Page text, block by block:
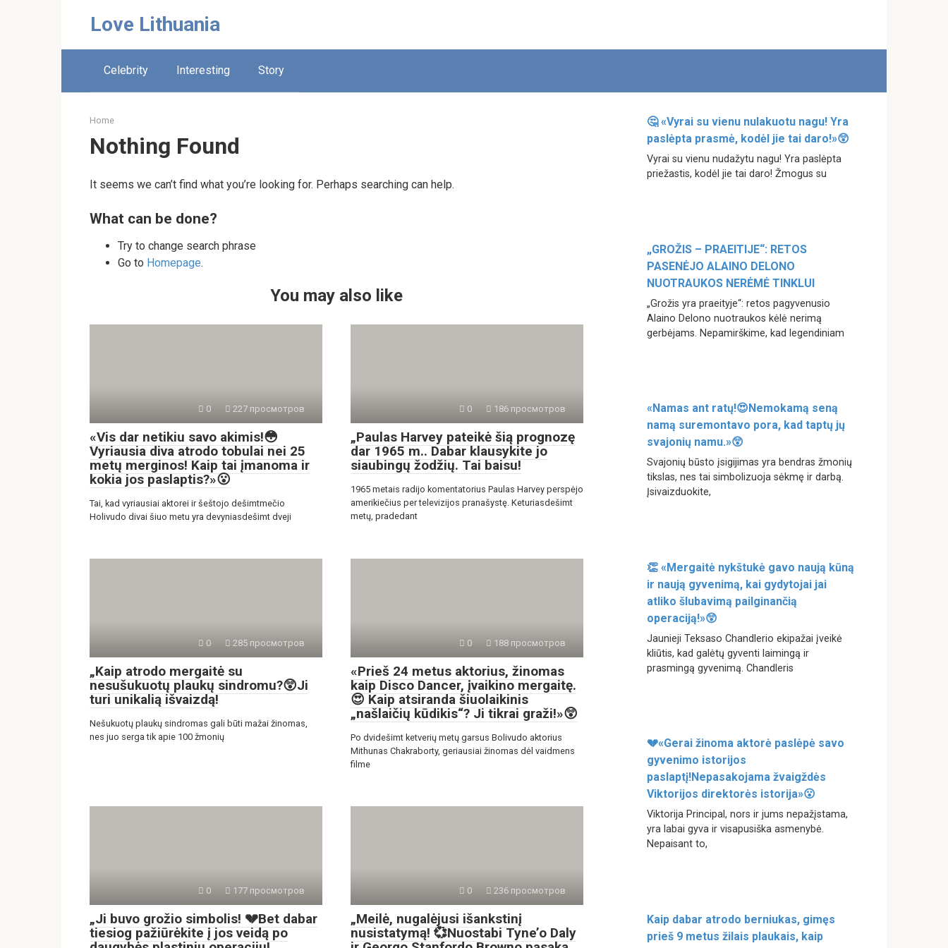
Love Lithuania
Celebrity Interesting Story
Home
Nothing Found
It seems we can’t find what you’re looking for. Perhaps searching can help.
What can be done?
Try to change search phrase
Go to Homepage.
You may also like
0 227 просмотров
«Vis dar netikiu savo akimis!😳
Vyriausia diva atrodo tobulai nei 25
metų merginos! Kaip tai įmanoma ir
kokia jos paslaptis?»😮
Tai, kad vyriausiai aktorei ir šeštojo dešimtmečio
Holivudo divai šiuo metu yra devyniasdešimt dveji
0 186 просмотров
„Paulas Harvey pateikė šią prognozę
dar 1965 m.. Dabar klausykite jo
siaubingų žodžių. Tai baisu!
1965 metais radijo komentatorius Paulas Harvey perspėjo
amerikiečius per televizijos pranašystę. Keturiasdešimt
metų, pradedant
0 285 просмотров
„Kaip atrodo mergaitė su
nesušukuotų plaukų sindromu?😲Ji
turi unikalią išvaizdą!
Nešukuotų plaukų sindromas gali būti mažai žinomas,
nes juo serga tik apie 100 žmonių
0 188 просмотров
«Prieš 24 metus aktorius, žinomas
kaip Disco Dancer, įvaikino mergaitę.
😍 Kaip atsiranda šiuolaikinis
„našlaičių kūdikis“? Ji tikrai graži!»😲
Po dvidešimt ketverių metų garsus Bolivudo aktorius
Mithunas Chakraborty, geriausiai žinomas dėl vaidmens
filme
0 177 просмотров
„Ji buvo grožio simbolis! 💔Bet dabar
tiesiog pažiūrėkite į jos veidą po
0 236 просмотров
„Meilė, nugalėjusi išankstinį
nusistatymą! 💞Nuostabi Tyne’o Daly
🤔 «Vyrai su vienu nulakuotu nagu! Yra
paslėpta prasmė, kodėl jie tai daro!»😲
Vyrai su vienu nudažytu nagu! Yra paslėpta
priežastis, kodėl jie tai daro! Žmogus su
„GROŽIS – PRAEITIJE“: RETOS
PASENĖJO ALAINO DELONO
NUOTRAUKOS NERĖMĖ TINKLUI
„Grožis yra praeityje“: retos pagyvenusio
Alaino Delono nuotraukos kėlė nerimą
gerbėjams. Nepamirškime, kad legendiniam
«Namas ant ratų!😍Nemokamą seną
namą suremontavo pora, kad taptų jų
svajonių namu.»😲
Svajonių būsto įsigijimas yra bendras žmonių
tikslas, nes tai simbolizuoja sėkmę ir darbą.
Įsivaizduokite,
👏 «Mergaitė nykštukė gavo naują kūną
ir naują gyvenimą, kai gydytojai jai
atliko šlubavimą pailginančią
operaciją!»😲
Jaunieji Teksaso Chandlerio ekipažai įveikė
kliūtis, kad galėtų gyventi laimingą ir
prasmingą gyvenimą. Chandleris
💔«Gerai žinoma aktorė paslėpė savo
gyvenimo istorijos
paslaptį!Nepasakojama žvaigždės
Viktorijos direktorės istorija»😮
Viktorija Principal, nors ir jums nepažįstama,
yra labai gyva ir visapusiška asmenybė.
Nepaisant to,
Kaip dabar atrodo berniukas, gimęs
prieš 9 metus žilais plaukais, kaip